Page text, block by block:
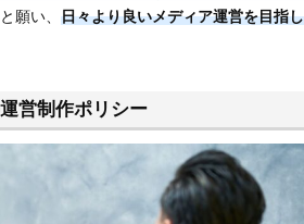
願い、 日々より良いメディア運営を目指し
営制作ポリシー